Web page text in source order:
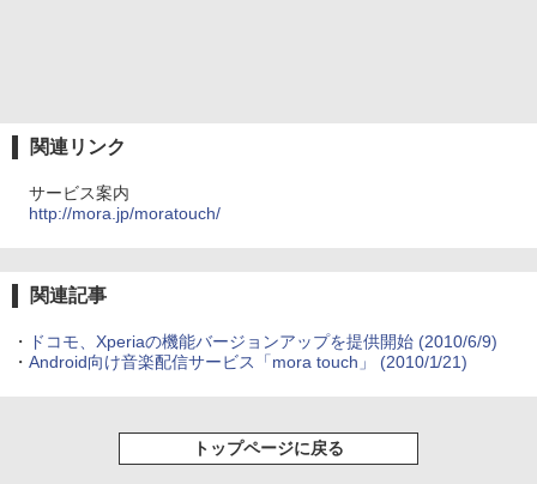
関連リンク
サービス案内
http://mora.jp/moratouch/
関連記事
・ ドコモ、Xperiaの機能バージョンアップを提供開始(2010/6/9)
・ Android向け音楽配信サービス「mora touch」 (2010/1/21)
トップページに戻る